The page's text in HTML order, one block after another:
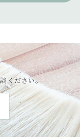
ください。